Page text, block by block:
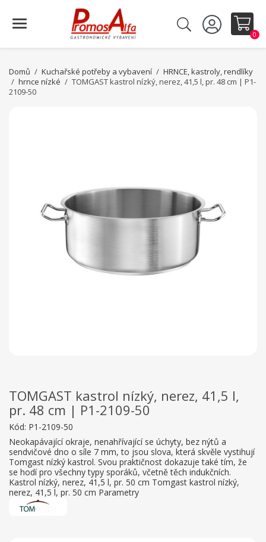
0
Domů Kuchařské potřeby a vybavení
HRNCE, kastroly, rendlíky
hrnce nízké
TOMGAST kastrol nízký, nerez, 41,5 l, pr. 48 cm | P1-
2109-50
TOMGAST kastrol nízký, nerez, 41,5 l,
pr. 48 cm | P1-2109-50
Kód: P1-2109-50
Neokapávající okraje, nenahřívající se úchyty, bez nýtů a
sendvičové dno o síle 7 mm, to jsou slova, která skvěle vystihují
Tomgast nízký kastrol. Svou praktičnost dokazuje také tím, že
se hodí pro všechny typy sporáků, včetně těch indukčních.
Kastrol nízký, nerez, 41,5 l, pr. 50 cm Tomgast kastrol nízký,
nerez, 41,5 l, pr. 50 cm Parametry